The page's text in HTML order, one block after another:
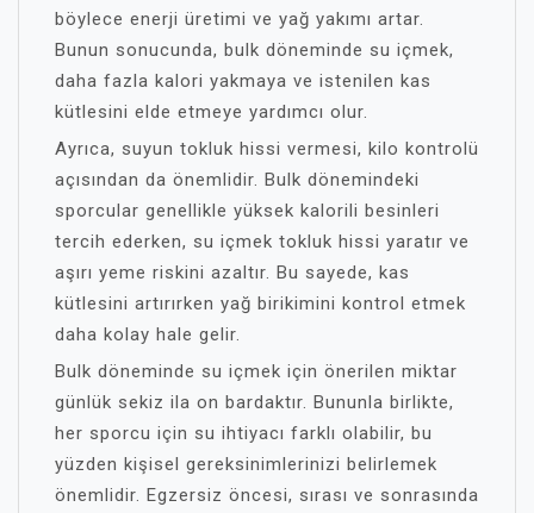
böylece enerji üretimi ve yağ yakımı artar.
Bunun sonucunda, bulk döneminde su içmek,
daha fazla kalori yakmaya ve istenilen kas
kütlesini elde etmeye yardımcı olur.
Ayrıca, suyun tokluk hissi vermesi, kilo kontrolü
açısından da önemlidir. Bulk dönemindeki
sporcular genellikle yüksek kalorili besinleri
tercih ederken, su içmek tokluk hissi yaratır ve
aşırı yeme riskini azaltır. Bu sayede, kas
kütlesini artırırken yağ birikimini kontrol etmek
daha kolay hale gelir.
Bulk döneminde su içmek için önerilen miktar
günlük sekiz ila on bardaktır. Bununla birlikte,
her sporcu için su ihtiyacı farklı olabilir, bu
yüzden kişisel gereksinimlerinizi belirlemek
önemlidir. Egzersiz öncesi, sırası ve sonrasında